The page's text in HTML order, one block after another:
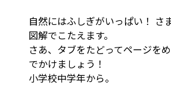
自然にはふしぎがいっぱい！ さ
図解でこたえます。
さあ、タブをたどってページを
でかけましょう！
小学校中学年から。